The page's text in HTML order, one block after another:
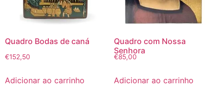
Quadro Bodas de caná
€152,50
Adicionar ao carrinho
Quadro com Nossa
Senhora
€85,00
Adicionar ao carrinho